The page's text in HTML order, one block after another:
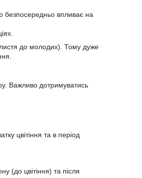
безпосередньо впливає на
листя до молодих). Тому дуже
Важливо дотримуватись
цвітіння та в період
(до цвітіння) та після